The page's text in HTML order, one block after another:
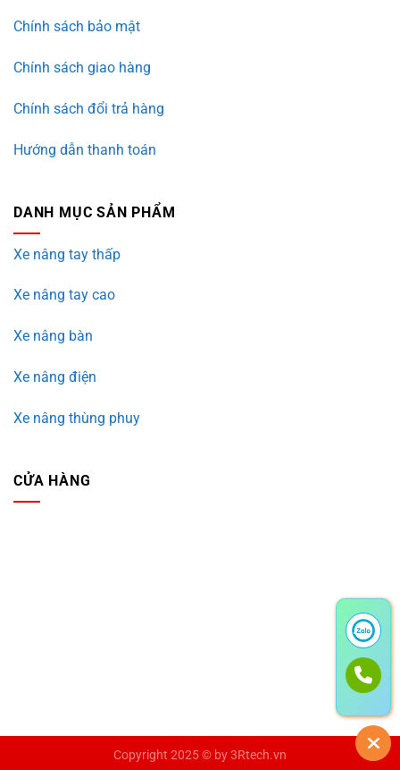
Chính sách bảo mật
Chính sách giao hàng
Chính sách đổi trả hàng
Hướng dẫn thanh toán
DANH MỤC SẢN PHẨM
Xe nâng tay thấp
Xe nâng tay cao
Xe nâng bàn
Xe nâng điện
Xe nâng thùng phuy
CỬA HÀNG
Copyright 2025 © by3Rtech.vn